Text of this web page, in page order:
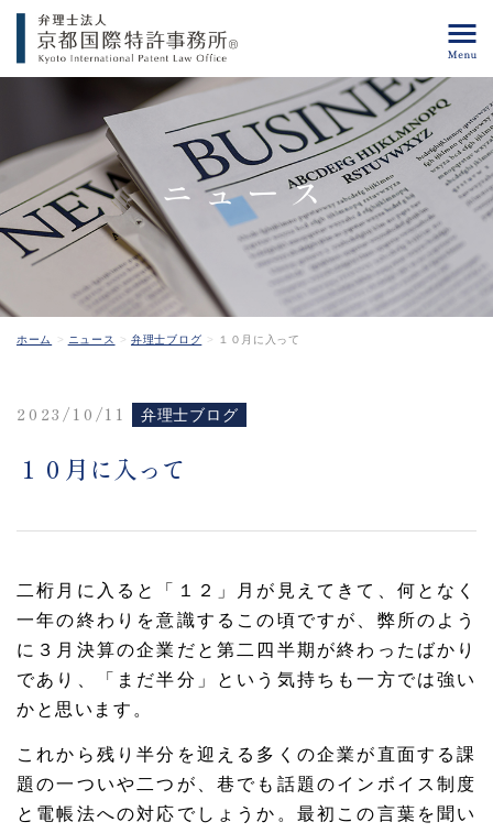
ニュース
ホーム ニュース 弁理士ブログ １０月に入って
2023/10/11 弁理士ブログ
１０月に入って
二桁月に入ると「１２」月が見えてきて、何となく
一年の終わりを意識するこの頃ですが、弊所のよう
に３月決算の企業だと第二四半期が終わったばかり
であり、「まだ半分」という気持ちも一方では強い
かと思います。
これから残り半分を迎える多くの企業が直面する課
題の一ついや二つが、巷でも話題のインボイス制度
と電帳法への対応でしょうか。最初この言葉を聞い